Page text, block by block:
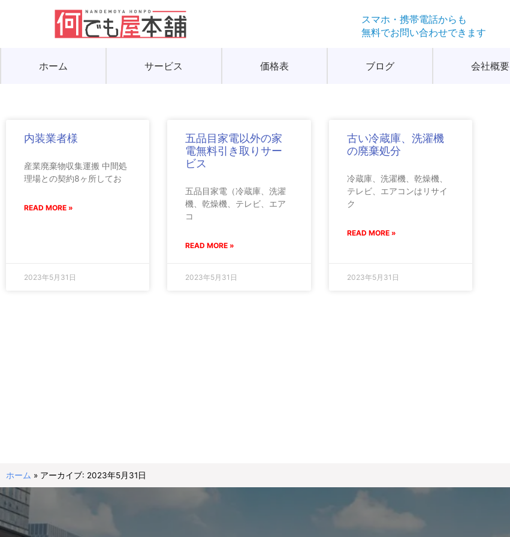
スマホ・携帯電話からも
無料でお問い合わせできます
ホーム サービス 価格表 ブログ 会社概要
内装業者様
産業廃棄物収集運搬 中間処
理場との契約8ヶ所してお
READ MORE »
2023年5月31日
五品目家電以外の家
電無料引き取りサー
ビス
五品目家電（冷蔵庫、洗濯
機、乾燥機、テレビ、エア
コ
READ MORE »
2023年5月31日
古い冷蔵庫、洗濯機
の廃棄処分
冷蔵庫、洗濯機、乾燥機、
テレビ、エアコンはリサイ
ク
READ MORE »
2023年5月31日
ホーム » アーカイブ: 2023年5月31日